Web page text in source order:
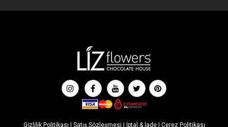
Gizlilik Politikası | Satış Sözleşmesi | İptal & İade| Çerez Politikası